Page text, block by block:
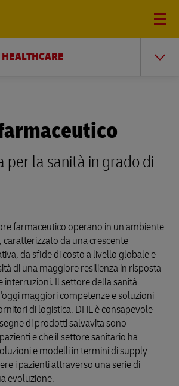
per la sanità in grado di
farmaceutico operano in un ambiente
da una crescente
da sfide di costo a livello globale e
di una maggiore resilienza in risposta
interruzioni. Il settore della sanità
maggiori competenze e soluzioni
di logistica. DHL è consapevole
di prodotti salvavita sono
e che il settore sanitario ha
e modelli in termini di supply
i pazienti attraverso una serie di
evoluzione.